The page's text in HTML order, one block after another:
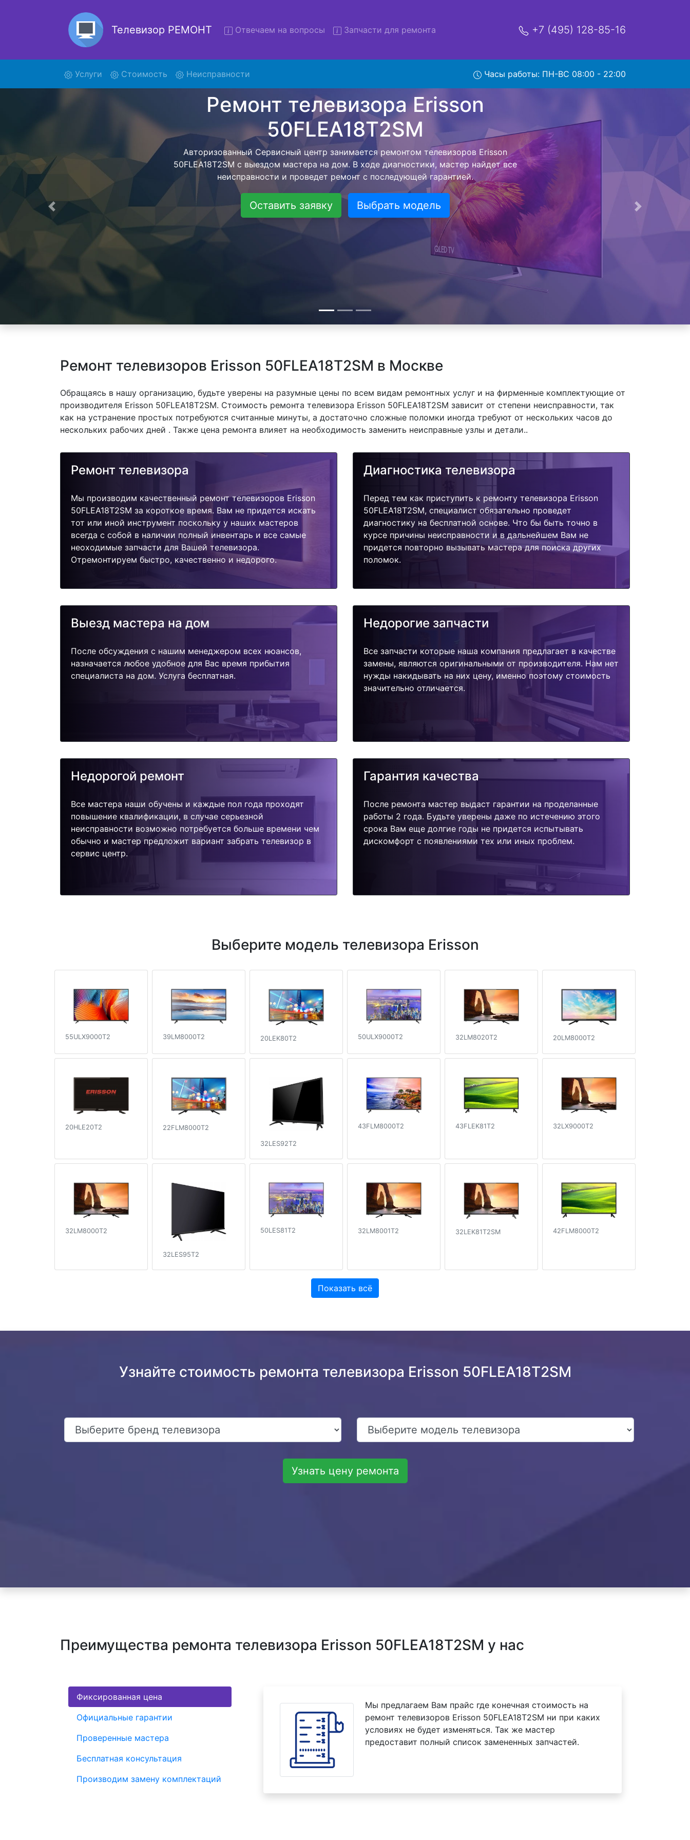
Телевизор РЕМОНТ Отвечаем на вопросы Запчасти для ремонта +7 (495) 128-85-16
Услуги (current)Стоимость Неисправности Часы работы: ПН-ВС 08:00 - 22:00
Ремонт телевизоров Erisson
50FLEA18T2SM с вывозом в сервис
Ремонт телевизоров Erisson 50FLEA18T2SM с вывозом в сервисный центр и обратно
- с помощью нашей бесплатной услуги, специалист заберет Ваш телевизор для
дальнейшего более детального ремонта. Оговоренная стоимость ремонта
останется неизменно при возвращении видеотехники обратно.
Оставить заявку Выбрать модель
Предыдущая Следующая
Ремонт телевизоров Erisson 50FLEA18T2SM в Москве
Обращаясь в нашу организацию, будьте уверены на разумные цены по всем видам ремонтных услуг и на фирменные комплектующие от
производителя Erisson 50FLEA18T2SM. Стоимость ремонта телевизора Erisson 50FLEA18T2SM зависит от степени неисправности, так
как на устранение простых потребуются считанные минуты, а достаточно сложные поломки иногда требуют от нескольких часов до
нескольких рабочих дней . Также цена ремонта влияет на необходимость заменить неисправные узлы и детали..
Ремонт телевизора
Мы производим качественный ремонт телевизоров Erisson
50FLEA18T2SM за короткое время. Вам не придется искать
тот или иной инструмент поскольку у наших мастеров
всегда с собой в наличии полный инвентарь и все самые
неоходимые запчасти для Вашей телевизора.
Отремонтируем быстро, качественно и недорого.
Диагностика телевизора
Перед тем как приступить к ремонту телевизора Erisson
50FLEA18T2SM, специалист обязательно проведет
диагностику на бесплатной основе. Что бы быть точно в
курсе причины неисправности и в дальнейшем Вам не
придется повторно вызывать мастера для поиска других
поломок.
Выезд мастера на дом
После обсуждения с нашим менеджером всех нюансов,
назначается любое удобное для Вас время прибытия
специалиста на дом. Услуга бесплатная.
Недорогие запчасти
Все запчасти которые наша компания предлагает в качестве
замены, являются оригинальными от производителя. Нам нет
нужды накидывать на них цену, именно поэтому стоимость
значительно отличается.
Недорогой ремонт
Все мастера наши обучены и каждые пол года проходят
повышение квалификации, в случае серьезной
неисправности возможно потребуется больше времени чем
обычно и мастер предложит вариант забрать телевизор в
сервис центр.
Гарантия качества
После ремонта мастер выдаст гарантии на проделанные
работы 2 года. Будьте уверены даже по истечению этого
срока Вам еще долгие годы не придется испытывать
дискомфорт с появлениями тех или иных проблем.
Выберите модель телевизора Erisson
55ULX9000T2 39LM8000T2 20LEK80T2 50ULX9000T2 32LM8020T2 20LM8000T2
20HLE20T2 22FLM8000T2
32LES92T2
43FLM8000T2 43FLEK81T2 32LX9000T2
32LM8000T2
32LES95T2
50LES81T2 32LM8001T2 32LEK81T2SM 42FLM8000T2
Показать всё
Узнайте стоимость ремонта телевизора Erisson 50FLEA18T2SM
Узнать цену ремонта
Преимущества ремонта телевизора Erisson 50FLEA18T2SM у нас
Фиксированная цена
Официальные гарантии
Проверенные мастера
Бесплатная консультация
Производим замену комплектаций
Мы предлагаем Вам прайс где конечная стоимость на
ремонт телевизоров Erisson 50FLEA18T2SM ни при каких
условиях не будет изменяться. Так же мастер
предоставит полный список замененных запчастей.